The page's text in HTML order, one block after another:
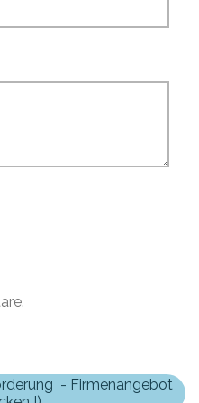
- Firmenangebot